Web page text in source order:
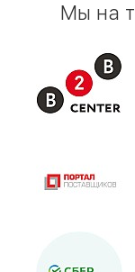
Мы на